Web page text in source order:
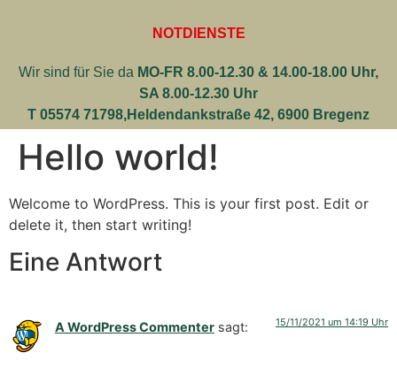
NOTDIENSTE
Wir sind für Sie da MO-FR 8.00-12.30 & 14.00-18.00 Uhr,
SA 8.00-12.30 Uhr
T 05574 71798,Heldendankstraße 42, 6900 Bregenz
Hello world!
Welcome to WordPress. This is your first post. Edit or
delete it, then start writing!
Eine Antwort
A WordPress Commenter sagt: 15/11/2021 um 14:19 Uhr